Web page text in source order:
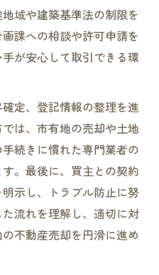
域や建築基準法の制限を
課への相談や許可申請を
が安心して取引できる環
定、登記情報の整理を進
は、市有地の売却や土地
続きに慣れた専門業者の
。最後に、買主との契約
示し、トラブル防止に努
流れを理解し、適切に対
不動産売却を円滑に進め